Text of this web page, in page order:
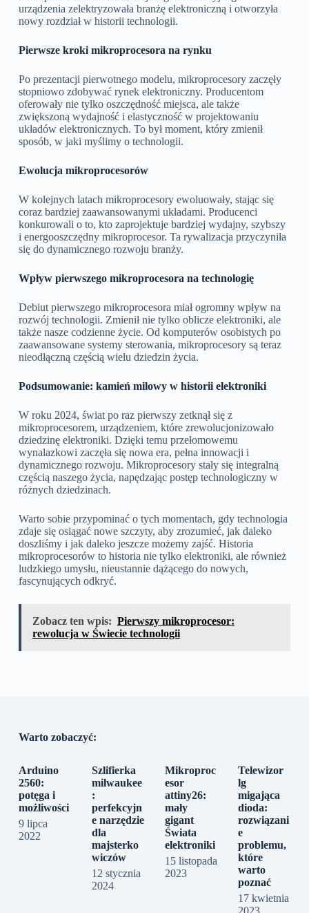
urządzenia zelektryzowała branżę elektroniczną i otworzyła
nowy rozdział w historii technologii.
Pierwsze kroki mikroprocesora na rynku
Po prezentacji pierwotnego modelu, mikroprocesory zaczęły
stopniowo zdobywać rynek elektroniczny. Producentom
oferowały nie tylko oszczędność miejsca, ale także
zwiększoną wydajność i elastyczność w projektowaniu
układów elektronicznych. To był moment, który zmienił
sposób, w jaki myślimy o technologii.
Ewolucja mikroprocesorów
W kolejnych latach mikroprocesory ewoluowały, stając się
coraz bardziej zaawansowanymi układami. Producenci
konkurowali o to, kto zaprojektuje bardziej wydajny, szybszy
i energooszczędny mikroprocesor. Ta rywalizacja przyczyniła
się do dynamicznego rozwoju branży.
Wpływ pierwszego mikroprocesora na technologię
Debiut pierwszego mikroprocesora miał ogromny wpływ na
rozwój technologii. Zmienił nie tylko oblicze elektroniki, ale
także nasze codzienne życie. Od komputerów osobistych po
zaawansowane systemy sterowania, mikroprocesory są teraz
nieodłączną częścią wielu dziedzin życia.
Podsumowanie: kamień milowy w historii elektroniki
W roku 2024, świat po raz pierwszy zetknął się z
mikroprocesorem, urządzeniem, które zrewolucjonizowało
dziedzinę elektroniki. Dzięki temu przełomowemu
wynalazkowi zaczęła się nowa era, pełna innowacji i
dynamicznego rozwoju. Mikroprocesory stały się integralną
częścią naszego życia, napędzając postęp technologiczny w
różnych dziedzinach.
Warto sobie przypominać o tych momentach, gdy technologia
zdaje się osiągać nowe szczyty, aby zrozumieć, jak daleko
doszliśmy i jak daleko jeszcze możemy zajść. Historia
mikroprocesorów to historia nie tylko elektroniki, ale również
ludzkiego umysłu, nieustannie dążącego do nowych,
fascynujących odkryć.
Zobacz ten wpis: Pierwszy mikroprocesor:
rewolucja w Świecie technologii
Warto zobaczyć:
Arduino
2560:
potęga i
możliwości
9 lipca
2022
Szlifierka
milwaukee
:
perfekcyjn
e narzędzie
dla
majsterko
wiczów
12 stycznia
2024
Mikroproc
esor
attiny26:
mały
gigant
Świata
elektroniki
15 listopada
2023
Telewizor
lg
migająca
dioda:
rozwiązani
e
problemu,
które
warto
poznać
17 kwietnia
2023